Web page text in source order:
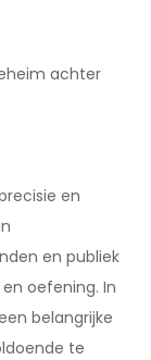
achter
en
en publiek
oefening. In
belangrijke
te